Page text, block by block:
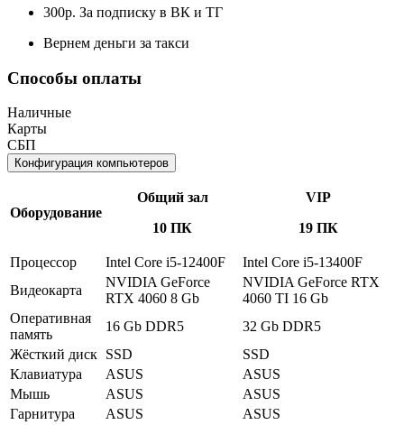
300р. За подписку в ВК и ТГ
Вернем деньги за такси
Способы оплаты
Наличные
Карты
СБП
Конфигурация компьютеров
Оборудование
Общий зал
10 ПК
VIP
19 ПК
Процессор Intel Core i5-12400F
Intel Core i5-13400F
Видеокарта
NVIDIA GeForce
RTX 4060 8 Gb
NVIDIA GeForce RTX
4060 TI 16 Gb
Оперативная
память
16 Gb DDR5
32 Gb DDR5
Жёсткий диск SSD
SSD
Клавиатура
ASUS
ASUS
Мышь
ASUS
ASUS
Гарнитура
ASUS
ASUS